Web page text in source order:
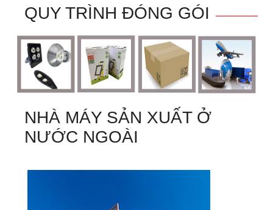
QUY TRÌNH ĐÓNG GÓI
NHÀ MÁY SẢN XUẤT Ở
NƯỚC NGOÀI